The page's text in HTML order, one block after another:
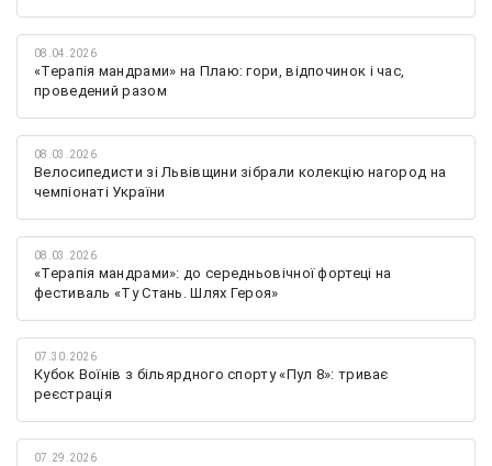
08.04.2026
«Терапія мандрами» на Плаю: гори, відпочинок і час,
проведений разом
08.03.2026
Велосипедисти зі Львівщини зібрали колекцію нагород на
чемпіонаті України
08.03.2026
«Терапія мандрами»: до середньовічної фортеці на
фестиваль «Ту Стань. Шлях Героя»
07.30.2026
Кубок Воїнів з більярдного спорту «Пул 8»: триває
реєстрація
07.29.2026